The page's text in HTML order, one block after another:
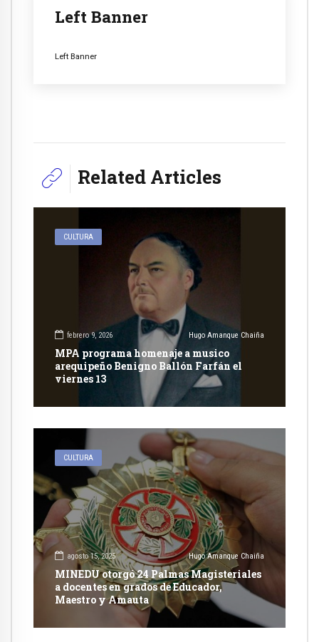
Left Banner
Left Banner
Related Articles
CULTURA
febrero 9, 2026 Hugo Amanque Chaiña
MPA programa homenaje a musico
arequipeño Benigno Ballón Farfán el
viernes 13
CULTURA
agosto 15, 2025 Hugo Amanque Chaiña
MINEDU otorgó 24 Palmas Magisteriales
a docentes en grados de Educador,
Maestro y Amauta